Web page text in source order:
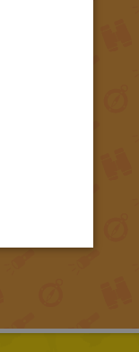
TURKISH